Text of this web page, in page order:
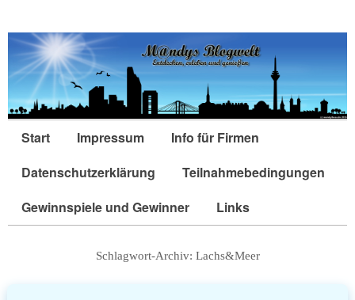
Start Impressum
Info für Firmen
Datenschutzerklärung
Teilnahmebedingungen
Gewinnspiele und Gewinner
Links
Schlagwort-Archiv: Lachs&Meer